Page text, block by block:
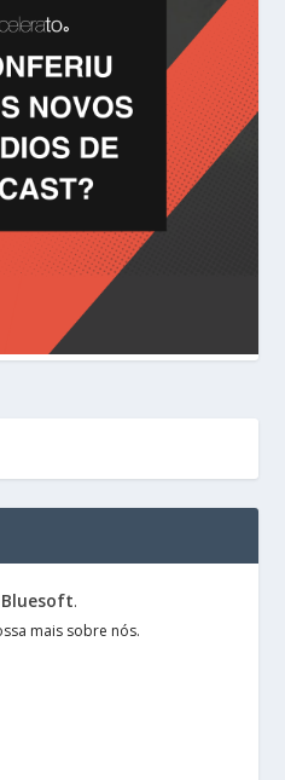
Bluesoft.
mais sobre nós.